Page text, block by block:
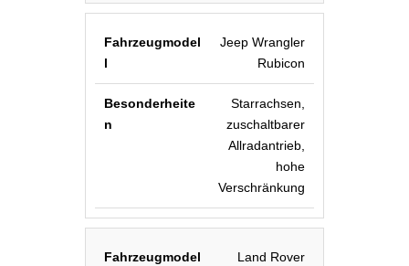
Jeep Wrangler
Rubicon
Starrachsen,
zuschaltbarer
Allradantrieb,
hohe
Verschränkung
Land Rover